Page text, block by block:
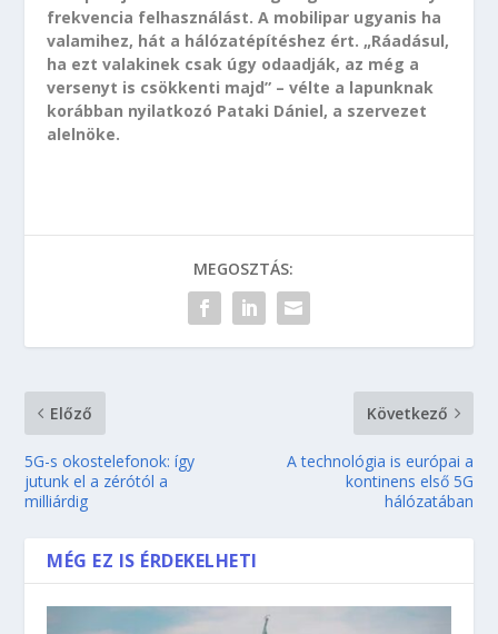
frekvencia felhasználást. A mobilipar ugyanis ha
valamihez, hát a hálózatépítéshez ért. „Ráadásul,
ha ezt valakinek csak úgy odaadják, az még a
versenyt is csökkenti majd” – vélte a lapunknak
korábban nyilatkozó Pataki Dániel, a szervezet
alelnöke.
MEGOSZTÁS:
Előző
5G-s okostelefonok: így
jutunk el a zérótól a
milliárdig
Következő
A technológia is európai a
kontinens első 5G
hálózatában
MÉG EZ IS ÉRDEKELHETI